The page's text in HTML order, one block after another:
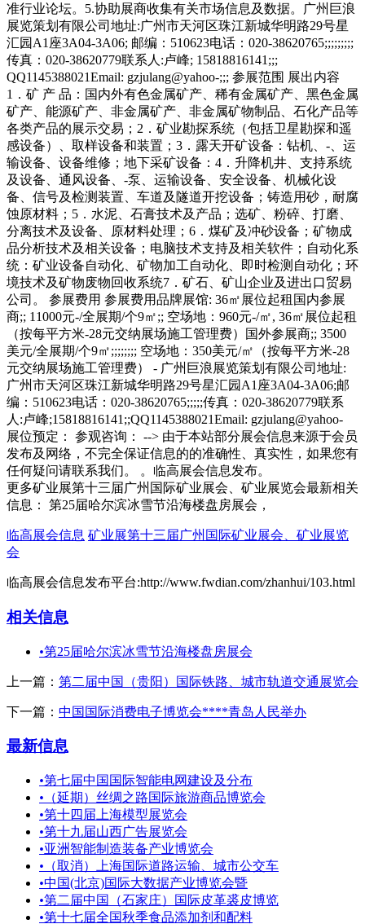
准行业论坛。5.协助展商收集有关市场信息及数据。广州巨浪
展览策划有限公司地址:广州市天河区珠江新城华明路29号星
汇园A1座3A04-3A06; 邮编：510623电话：020-38620765;;;;;;;;;
传真：020-38620779联系人:卢峰; 15818816141;;;
QQ1145388021Email: gzjulang@yahoo-;;; 参展范围 展出内容
1．矿 产 品：国内外有色金属矿产、稀有金属矿产、黑色金属
矿产、能源矿产、非金属矿产、非金属矿物制品、石化产品等
各类产品的展示交易；2．矿业勘探系统（包括卫星勘探和遥
感设备）、取样设备和装置；3．露天开矿设备：钻机、-、运
输设备、设备维修；地下采矿设备：4．升降机井、支持系统
及设备、通风设备、-泵、运输设备、安全设备、机械化设
备、信号及检测装置、车道及隧道开挖设备；铸造用砂，耐腐
蚀原材料；5．水泥、石膏技术及产品；选矿、粉碎、打磨、
分离技术及设备、原材料处理；6．煤矿及冲砂设备；矿物成
品分析技术及相关设备；电脑技术支持及相关软件；自动化系
统：矿业设备自动化、矿物加工自动化、即时检测自动化；环
境技术及矿物废物回收系统7．矿石、矿山企业及进出口贸易
公司。 参展费用 参展费用品牌展馆: 36㎡展位起租国内参展
商;; 11000元-/全展期/个9㎡;; 空场地：960元-/㎡, 36㎡展位起租
（按每平方米-28元交纳展场施工管理费）国外参展商;; 3500
美元/全展期/个9㎡;;;;;;;; 空场地：350美元/㎡（按每平方米-28
元交纳展场施工管理费） - 广州巨浪展览策划有限公司地址:
广州市天河区珠江新城华明路29号星汇园A1座3A04-3A06;邮
编：510623电话：020-38620765;;;;;传真：020-38620779联系
人:卢峰;15818816141;;QQ1145388021Email: gzjulang@yahoo-
展位预定： 参观咨询： --> 由于本站部分展会信息来源于会员
发布及网络，不完全保证信息的的准确性、真实性，如果您有
任何疑问请联系我们。 。临高展会信息发布。
更多矿业展第十三届广州国际矿业展会、矿业展览会最新相关
信息： 第25届哈尔滨冰雪节沿海楼盘房展会，
临高展会信息 矿业展第十三届广州国际矿业展会、矿业展览
会
临高展会信息发布平台:http://www.fwdian.com/zhanhui/103.html
相关信息
•第25届哈尔滨冰雪节沿海楼盘房展会
上一篇： 第二届中国（贵阳）国际铁路、城市轨道交通展览会
下一篇： 中国国际消费电子博览会****青岛人民举办
最新信息
•第七届中国国际智能电网建设及分布
• （延期）丝绸之路国际旅游商品博览会
•第十四届上海模型展览会
•第十九届山西广告展览会
•亚洲智能制造装备产业博览会
• （取消）上海国际道路运输、城市公交车
•中国(北京)国际大数据产业博览会暨
•第二届中国（石家庄）国际皮革裘皮博览
•第十七届全国秋季食品添加剂和配料